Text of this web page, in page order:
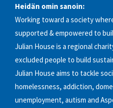
Heidän omin sanoin:
Working toward a society
supported & empowered to
Julian House is a regional
excluded people to build
Julian House aims to tackle
homelessness, addiction,
unemployment, autism and